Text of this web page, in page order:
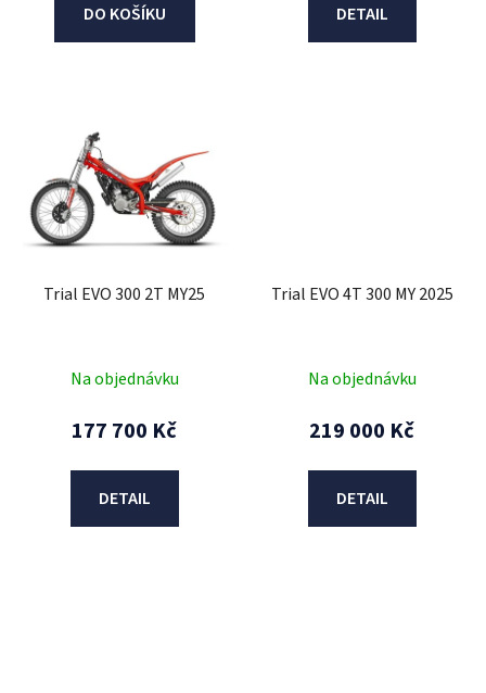
DO KOŠÍKU DETAIL
Trial EVO 300 2T MY25
Na objednávku
177 700 Kč
DETAIL
Trial EVO 4T 300 MY 2025
Na objednávku
219 000 Kč
DETAIL